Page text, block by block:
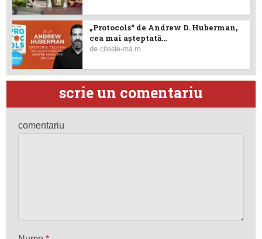
„Protocols“ de Andrew D. Huberman,
cea mai așteptată...
deciteste-ma.ro
scrie un comentariu
comentariu